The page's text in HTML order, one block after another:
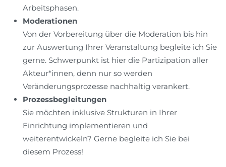
Arbeitsphasen.
Moderationen
Von der Vorbereitung über die Moderation bis hin
zur Auswertung Ihrer Veranstaltung begleite ich Sie
gerne. Schwerpunkt ist hier die Partizipation aller
Akteur*innen, denn nur so werden
Veränderungsprozesse nachhaltig verankert.
Prozessbegleitungen
Sie möchten inklusive Strukturen in Ihrer
Einrichtung implementieren und
weiterentwickeln? Gerne begleite ich Sie bei
diesem Prozess!